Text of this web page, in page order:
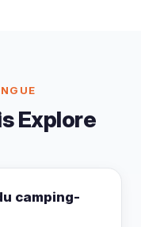
Explore
camping-